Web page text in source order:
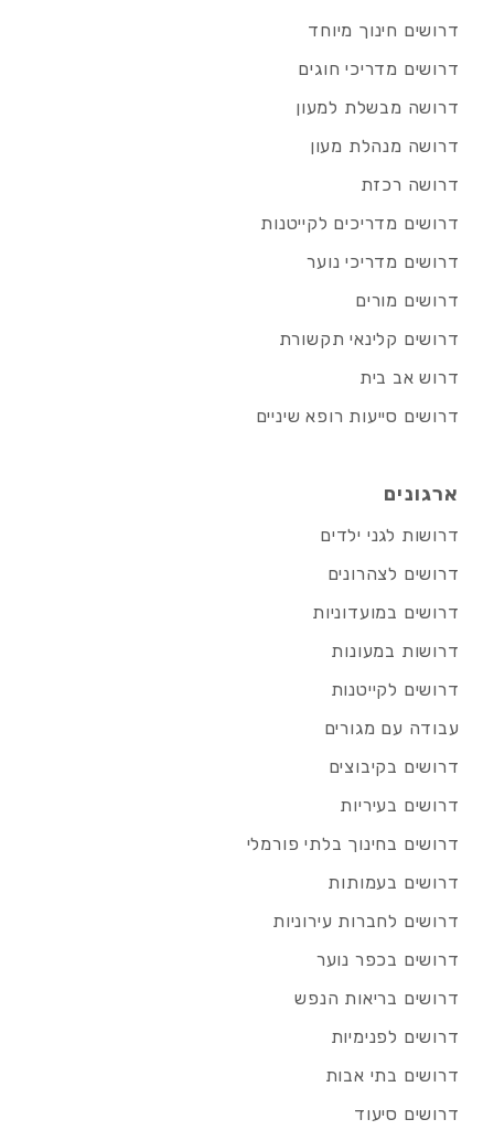
דרושים חינוך מיוחד
דרושים מדריכי חוגים
דרושה מבשלת למעון
דרושה מנהלת מעון
דרושה רכזת
דרושים מדריכים לקייטנות
דרושים מדריכי נוער
דרושים מורים
דרושים קלינאי תקשורת
דרוש אב בית
דרושים סייעות רופא שיניים
ארגונים
דרושות לגני ילדים
דרושים לצהרונים
דרושים במועדוניות
דרושות במעונות
דרושים לקייטנות
עבודה עם מגורים
דרושים בקיבוצים
דרושים בעיריות
דרושים בחינוך בלתי פורמלי
דרושים בעמותות
דרושים לחברות עירוניות
דרושים בכפר נוער
דרושים בריאות הנפש
דרושים לפנימיות
דרושים בתי אבות
דרושים סיעוד